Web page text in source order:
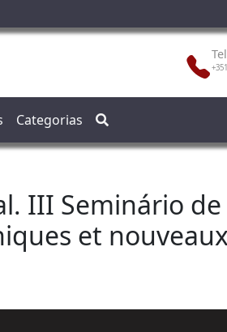
Categorias
III Seminário
et